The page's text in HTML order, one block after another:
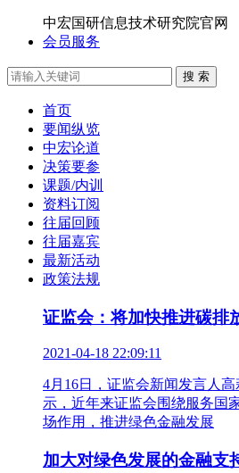
中宏国研信息技术研究院官网
会员服务
搜 索
首页
要闻纵览
中宏论道
决策要参
课题/内训
资料订阅
往届回顾
往届嘉宾
最新活动
政策法规
证监会：将加快推进碳排
2021-04-18 22:09:11
4月16日，证监会新闻发言人
示，近年来证监会围绕服务国
场作用，推进绿色金融发展
加大对绿色发展的金融支